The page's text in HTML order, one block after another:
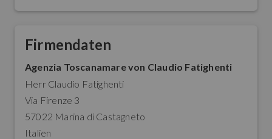
Firmendaten
Agenzia Toscanamare von Claudio Fatighenti
Herr Claudio Fatighenti
Via Firenze 3
57022 Marina di Castagneto
Italien